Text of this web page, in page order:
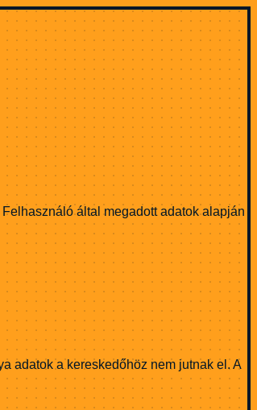
által megadott adatok alapján
adatok a kereskedőhöz nem jutnak el. A